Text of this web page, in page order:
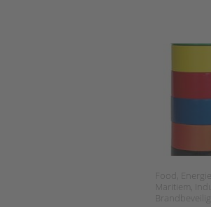
Food,
Maritiem,